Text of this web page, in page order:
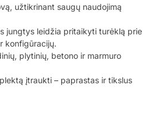
užtikrinant saugų naudojimą
jungtys leidžia pritaikyti turėklą prie
konfigūracijų.
plytinių, betono ir marmuro
įtraukti – paprastas ir tikslus